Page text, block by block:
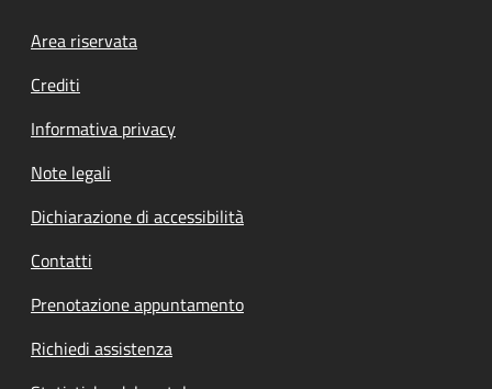
Footer menu
Area riservata
Crediti
Informativa privacy
Note legali
Dichiarazione di accessibilità
Contatti
Prenotazione appuntamento
Richiedi assistenza